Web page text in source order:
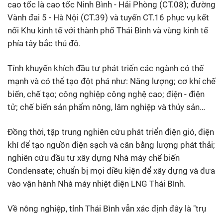
cao tốc là cao tốc Ninh Bình - Hải Phòng (CT.08); đường
Vành đai 5 - Hà Nội (CT.39) và tuyến CT.16 phục vụ kết
nối Khu kinh tế với thành phố Thái Bình và vùng kinh tế
phía tây bắc thủ đô.
Tỉnh khuyến khích đầu tư phát triển các ngành có thế
mạnh và có thể tạo đột phá như: Năng lượng; cơ khí chế
biến, chế tạo; công nghiệp công nghệ cao; điện - điện
tử; chế biến sản phẩm nông, lâm nghiệp và thủy sản…
Đồng thời, tập trung nghiên cứu phát triển điện gió, điện
khí để tạo nguồn điện sạch và cân bằng lượng phát thải;
nghiên cứu đầu tư xây dựng Nhà máy chế biến
Condensate; chuẩn bị mọi điều kiện để xây dựng và đưa
vào vận hành Nhà máy nhiệt điện LNG Thái Bình.
Về nông nghiệp, tỉnh Thái Bình vẫn xác định đây là "trụ